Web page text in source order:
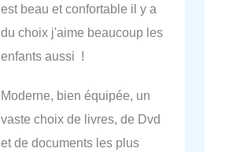
est beau et confortable il y a
du choix j'aime beaucoup les
enfants aussi !
Moderne, bien équipée, un
vaste choix de livres, de Dvd
et de documents les plus